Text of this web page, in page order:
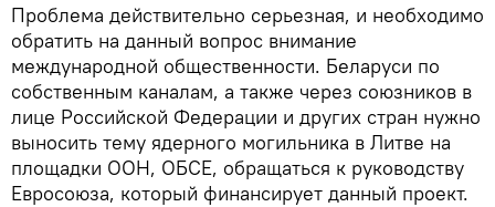
Проблема действительно серьезная, и необходимо
обратить на данный вопрос внимание
международной общественности. Беларуси по
собственным каналам, а также через союзников в
лице Российской Федерации и других стран нужно
выносить тему ядерного могильника в Литве на
площадки ООН, ОБСЕ, обращаться к руководству
Евросоюза, который финансирует данный проект.